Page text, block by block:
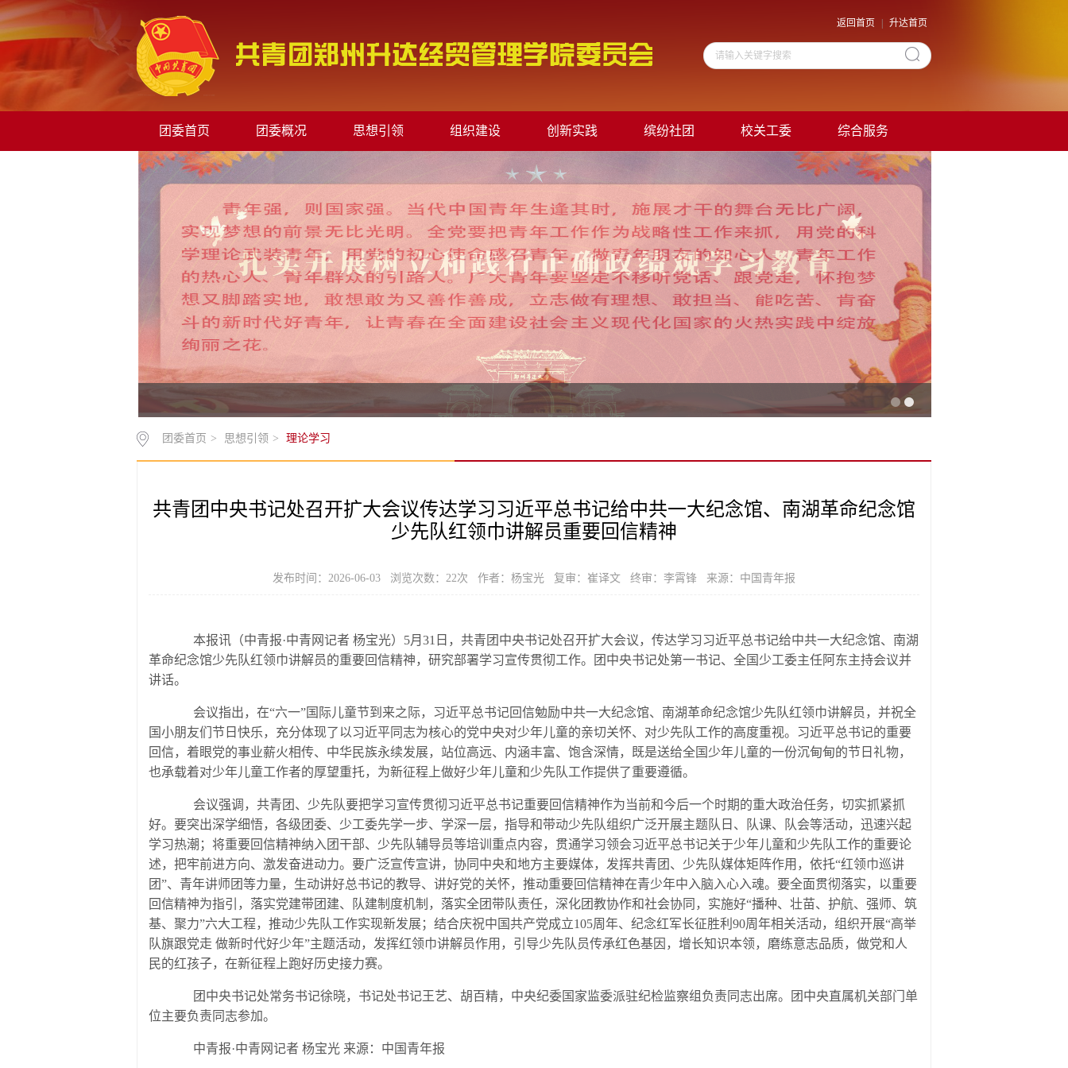
返回首页 升达首页
团委首页 团委概况 思想引领 组织建设 创新实践 缤纷社团 校关工委 综合服务
团委首页 > 思想引领 > 理论学习
共青团中央书记处召开扩大会议传达学习习近平总书记给中共一大纪念馆、南湖革命纪念馆
少先队红领巾讲解员重要回信精神
发布时间：2026-06-03 浏览次数： 22次 作者：杨宝光 复审：崔译文 终审：李霄锋 来源：中国青年报
本报讯（中青报·中青网记者 杨宝光）5月31日，共青团中央书记处召开扩大会议，传达学习习近平总书记给中共一大纪念馆、南湖
革命纪念馆少先队红领巾讲解员的重要回信精神，研究部署学习宣传贯彻工作。团中央书记处第一书记、全国少工委主任阿东主持会议并
讲话。
会议指出，在“六一”国际儿童节到来之际，习近平总书记回信勉励中共一大纪念馆、南湖革命纪念馆少先队红领巾讲解员，并祝全
国小朋友们节日快乐，充分体现了以习近平同志为核心的党中央对少年儿童的亲切关怀、对少先队工作的高度重视。习近平总书记的重要
回信，着眼党的事业薪火相传、中华民族永续发展，站位高远、内涵丰富、饱含深情，既是送给全国少年儿童的一份沉甸甸的节日礼物，
也承载着对少年儿童工作者的厚望重托，为新征程上做好少年儿童和少先队工作提供了重要遵循。
会议强调，共青团、少先队要把学习宣传贯彻习近平总书记重要回信精神作为当前和今后一个时期的重大政治任务，切实抓紧抓
好。要突出深学细悟，各级团委、少工委先学一步、学深一层，指导和带动少先队组织广泛开展主题队日、队课、队会等活动，迅速兴起
学习热潮；将重要回信精神纳入团干部、少先队辅导员等培训重点内容，贯通学习领会习近平总书记关于少年儿童和少先队工作的重要论
述，把牢前进方向、激发奋进动力。要广泛宣传宣讲，协同中央和地方主要媒体，发挥共青团、少先队媒体矩阵作用，依托“红领巾巡讲
团”、青年讲师团等力量，生动讲好总书记的教导、讲好党的关怀，推动重要回信精神在青少年中入脑入心入魂。要全面贯彻落实，以重要
回信精神为指引，落实党建带团建、队建制度机制，落实全团带队责任，深化团教协作和社会协同，实施好“播种、壮苗、护航、强师、筑
基、聚力”六大工程，推动少先队工作实现新发展；结合庆祝中国共产党成立105周年、纪念红军长征胜利90周年相关活动，组织开展“高举
队旗跟党走 做新时代好少年”主题活动，发挥红领巾讲解员作用，引导少先队员传承红色基因，增长知识本领，磨练意志品质，做党和人
民的红孩子，在新征程上跑好历史接力赛。
团中央书记处常务书记徐晓，书记处书记王艺、胡百精，中央纪委国家监委派驻纪检监察组负责同志出席。团中央直属机关部门单
位主要负责同志参加。
中青报·中青网记者 杨宝光 来源：中国青年报